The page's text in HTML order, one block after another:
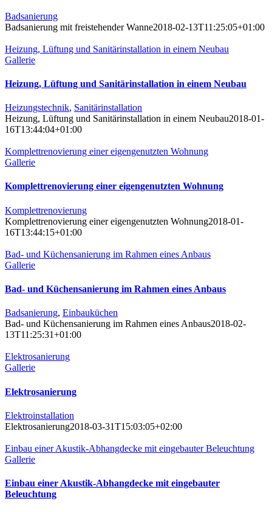
Badsanierung
Badsanierung mit freistehender Wanne2018-02-13T11:25:05+01:00
Heizung, Lüftung und Sanitärinstallation in einem Neubau
Gallerie
Heizung, Lüftung und Sanitärinstallation in einem Neubau
Heizungstechnik, Sanitärinstallation
Heizung, Lüftung und Sanitärinstallation in einem Neubau2018-01-
16T13:44:04+01:00
Komplettrenovierung einer eigengenutzten Wohnung
Gallerie
Komplettrenovierung einer eigengenutzten Wohnung
Komplettrenovierung
Komplettrenovierung einer eigengenutzten Wohnung2018-01-
16T13:44:15+01:00
Bad- und Küchensanierung im Rahmen eines Anbaus
Gallerie
Bad- und Küchensanierung im Rahmen eines Anbaus
Badsanierung, Einbauküchen
Bad- und Küchensanierung im Rahmen eines Anbaus2018-02-
13T11:25:31+01:00
Elektrosanierung
Gallerie
Elektrosanierung
Elektroinstallation
Elektrosanierung2018-03-31T15:03:05+02:00
Einbau einer Akustik-Abhangdecke mit eingebauter Beleuchtung
Gallerie
Einbau einer Akustik-Abhangdecke mit eingebauter
Beleuchtung